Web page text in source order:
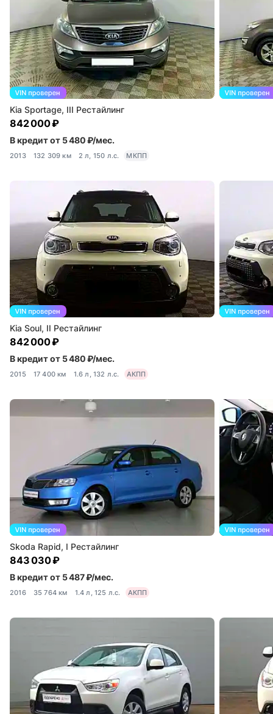
Kia Sportage, III Рестайлинг
842 000 ₽
В кредит от 5 480 ₽/мес.
2013 132 309 км 2 л, 150 л.с. МКПП
Kia Soul, II Рестайлинг
842 000 ₽
В кредит от 5 480 ₽/мес.
2015 17 400 км 1.6 л, 132 л.с. АКПП
Skoda Rapid, I Рестайлинг
843 030 ₽
В кредит от 5 487 ₽/мес.
2016 35 764 км 1.4 л, 125 л.с. АКПП